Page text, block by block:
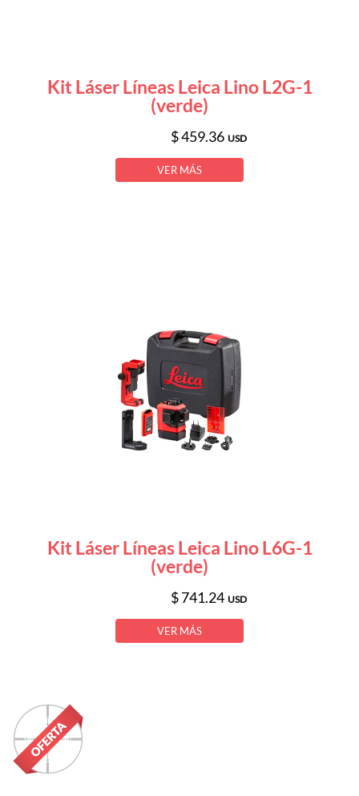
Kit Láser Líneas Leica Lino L2G-1
(verde)
$ 459.36 USD
VER MÁS
Kit Láser Líneas Leica Lino L6G-1
(verde)
$ 741.24 USD
VER MÁS